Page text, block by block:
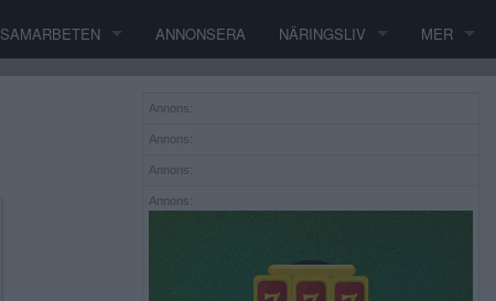
SAMARBETEN ANNONSERA NÄRINGSLIV MER
Annons:
Annons:
Annons:
Annons: